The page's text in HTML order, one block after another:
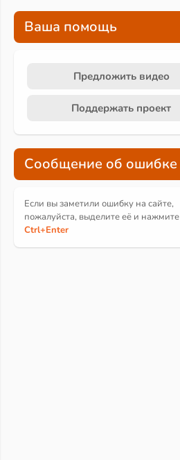
Ваша помощь
Предложить видео
Поддержать проект
Сообщение об ошибке
Если вы заметили ошибку на сайте,
пожалуйста, выделите её и нажмите
Ctrl+Enter